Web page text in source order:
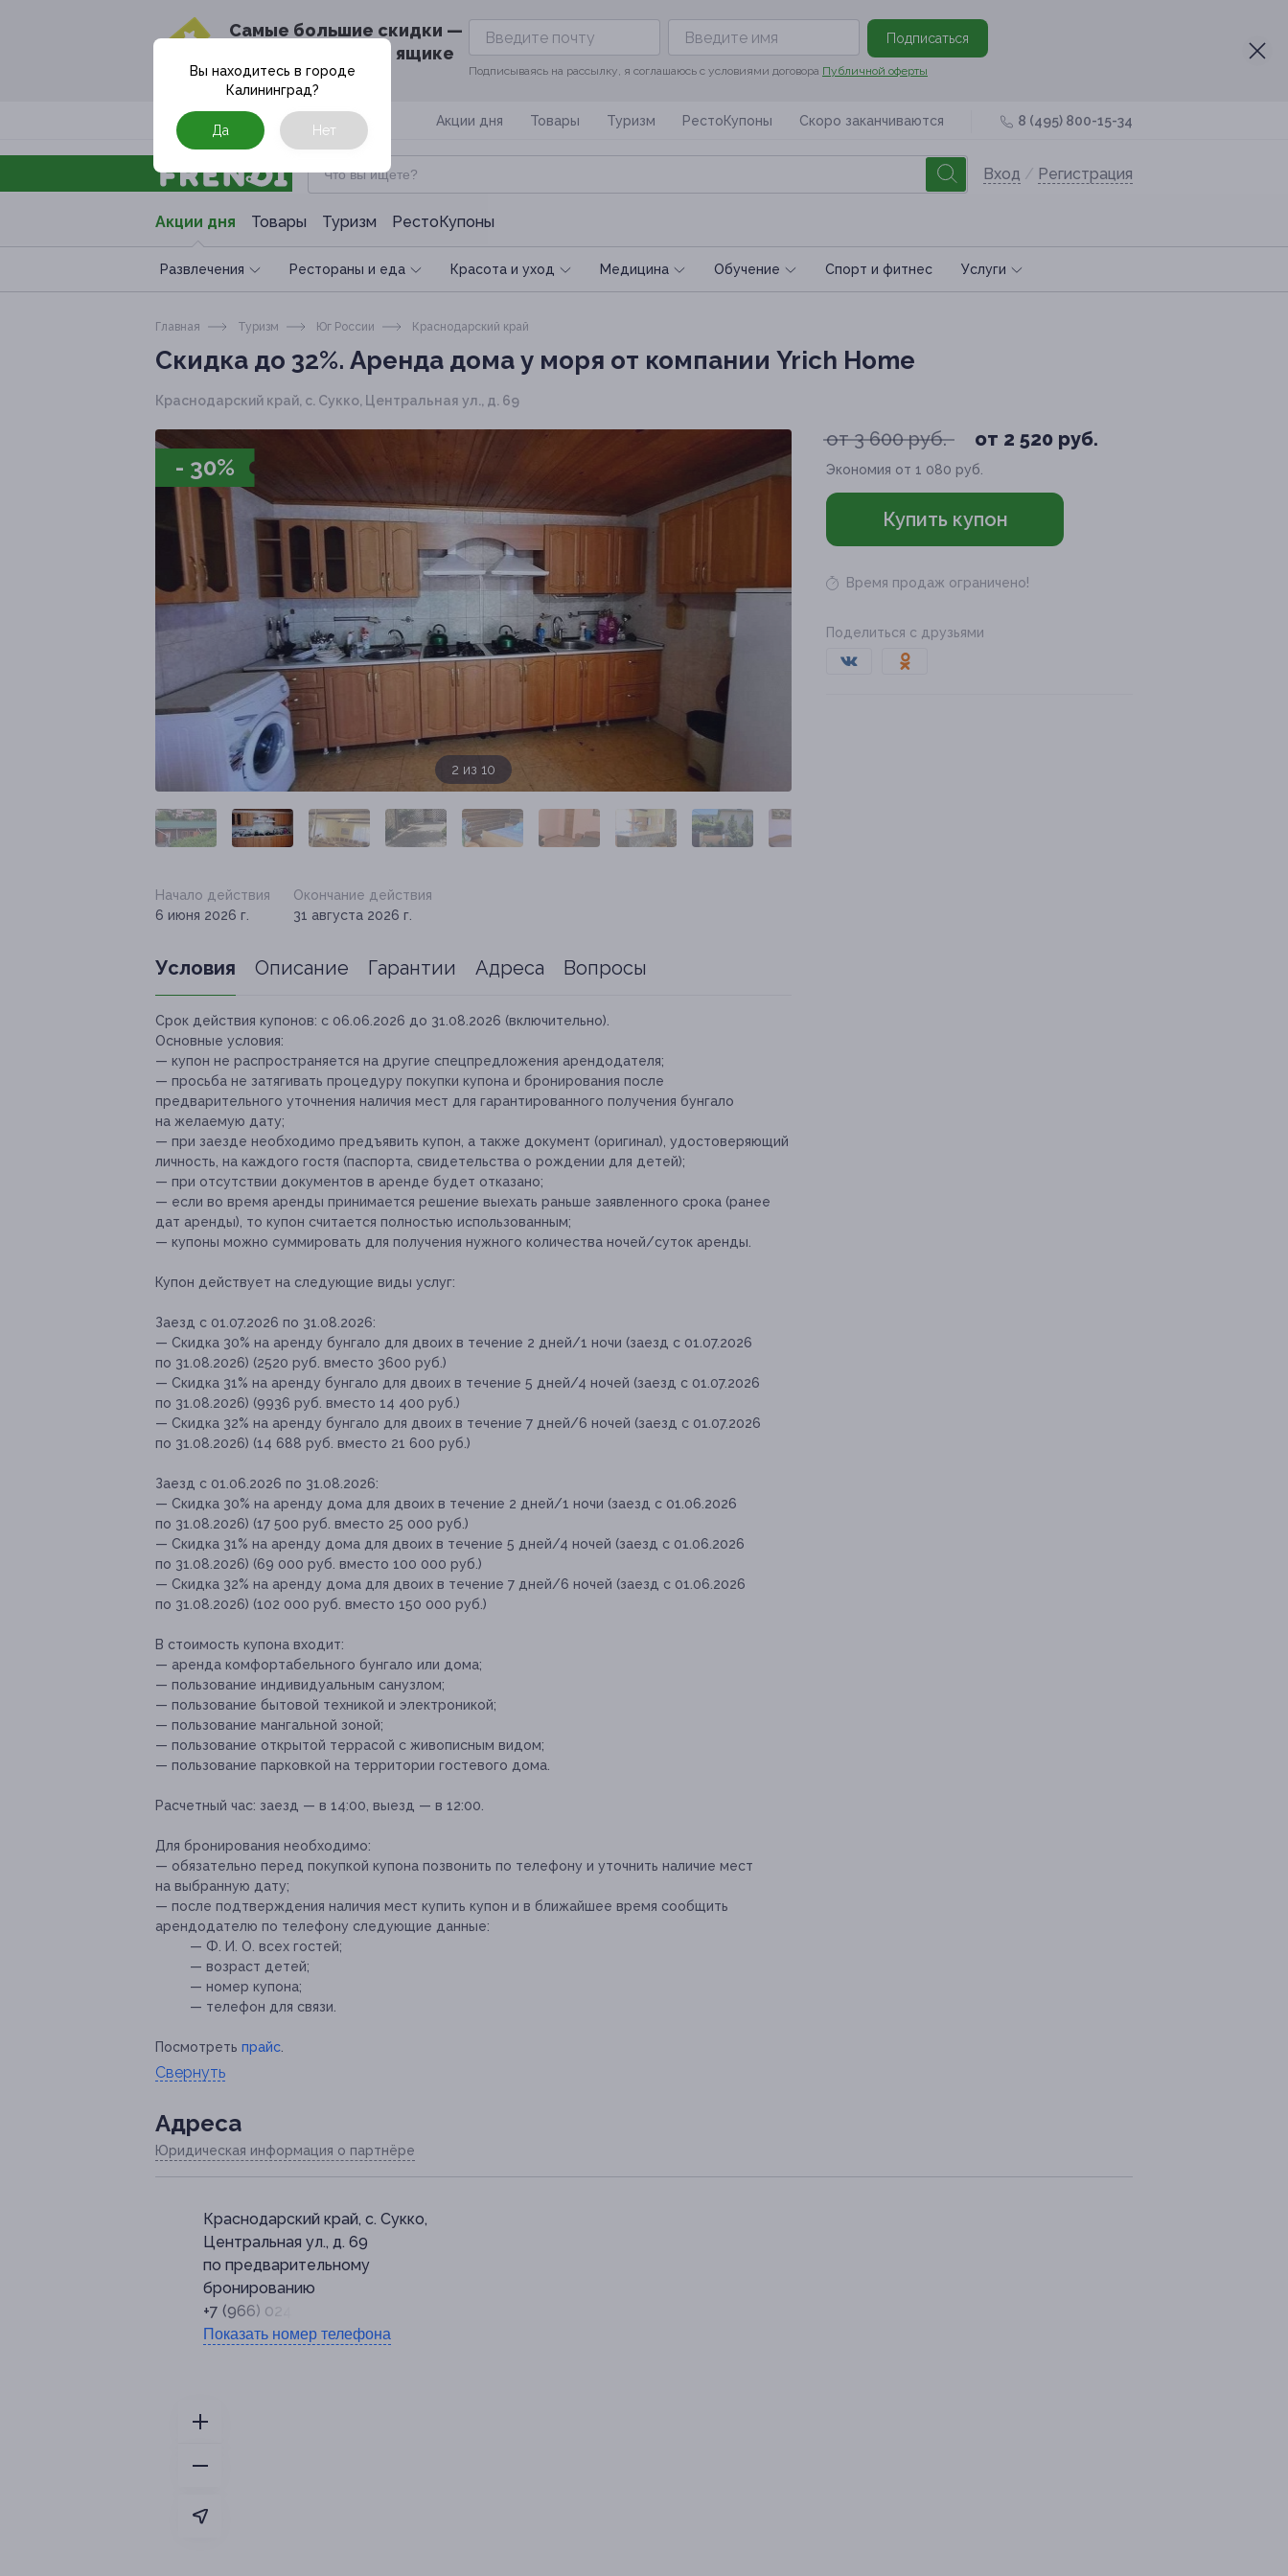
Cамые большие скидки —
в твоём почтовом ящике
Подписаться
Подписываясь на рассылку, я соглашаюсь с условиями договора Публичной оферты
Москва Акции дня Товары Туризм РестоКупоны Скоро заканчиваются 8 (495) 800-15-34
Вход / Регистрация
Акции дня Товары Туризм РестоКупоны
Развлечения Рестораны и еда Красота и уход Медицина Обучение Спoрт и фитнес Услуги
Вы находитесь в городе
Калининград?
Да Нет
Главная Туризм Юг России Краснодарский край
Скидка до 32%. Аренда дома у моря от компании Yrich Home
Краснодарский край, с. Сукко, Центральная ул., д. 69 ​
- 30%
3 из 10
от 3 600 руб. от 2 520 руб.
Экономия от 1 080 руб.
Купить купон
Время продаж ограничено!
Поделиться с друзьями
Начало действия
6 июня 2026 г.
Окончание действия
31 августа 2026 г.
Условия Описание Гарантии Адреса Вопросы
Срок действия купонов: с 06.06.2026 до 31.08.2026 (включительно).
Основные условия:
— купон не распространяется на другие спецпредложения арендодателя;
— просьба не затягивать процедуру покупки купона и бронирования после
предварительного уточнения наличия мест для гарантированного получения бунгало
на желаемую дату;
— при заезде необходимо предъявить купон, а также документ (оригинал), удостоверяющий
личность, на каждого гостя (паспорта, свидетельства о рождении для детей);
— при отсутствии документов в аренде будет отказано;
— если во время аренды принимается решение выехать раньше заявленного срока (ранее
дат аренды), то купон считается полностью использованным;
— купоны можно суммировать для получения нужного количества ночей/суток аренды.
Купон действует на следующие виды услуг:
Заезд с 01.07.2026 по 31.08.2026:
— Скидка 30% на аренду бунгало для двоих в течение 2 дней/1 ночи (заезд с 01.07.2026
по 31.08.2026) (2520 руб. вместо 3600 руб.)
— Скидка 31% на аренду бунгало для двоих в течение 5 дней/4 ночей (заезд с 01.07.2026
по 31.08.2026) (9936 руб. вместо 14 400 руб.)
— Скидка 32% на аренду бунгало для двоих в течение 7 дней/6 ночей (заезд с 01.07.2026
по 31.08.2026) (14 688 руб. вместо 21 600 руб.)
Заезд с 01.06.2026 по 31.08.2026:
— Скидка 30% на аренду дома для двоих в течение 2 дней/1 ночи (заезд с 01.06.2026
по 31.08.2026) (17 500 руб. вместо 25 000 руб.)
— Скидка 31% на аренду дома для двоих в течение 5 дней/4 ночей (заезд с 01.06.2026
по 31.08.2026) (69 000 руб. вместо 100 000 руб.)
— Скидка 32% на аренду дома для двоих в течение 7 дней/6 ночей (заезд с 01.06.2026
по 31.08.2026) (102 000 руб. вместо 150 000 руб.)
В стоимость купона входит:
— аренда комфортабельного бунгало или дома;
— пользование индивидуальным санузлом;
— пользование бытовой техникой и электроникой;
— пользование мангальной зоной;
— пользование открытой террасой с живописным видом;
— пользование парковкой на территории гостевого дома.
Расчетный час: заезд — в 14:00, выезд — в 12:00.
Для бронирования необходимо:
— обязательно перед покупкой купона позвонить по телефону и уточнить наличие мест
на выбранную дату;
— после подтверждения наличия мест купить купон и в ближайшее время сообщить
арендодателю по телефону следующие данные:
— Ф. И. О. всех гостей;
— возраст детей;
— номер купона;
— телефон для связи.
Посмотреть прайс
Свернуть
Адресa
Юридическая информация о партнёре
Краснодарский край, с. Сукко,
Центральная ул., д. 69 ​
по предварительному
бронированию
+7 (966) 024-80-55
Показать номер телефона